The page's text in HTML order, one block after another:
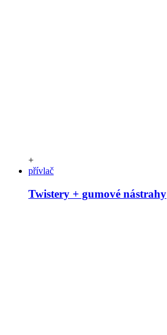
+
přívlač
Twistery + gumové nástrahy